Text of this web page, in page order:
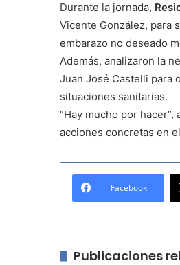
Durante la jornada,
Vicente González, para
embarazo no deseado
Además, analizaron la
Juan José Castelli para
situaciones sanitarias.
“Hay mucho por
acciones concretas en
Facebook
Publicaciones